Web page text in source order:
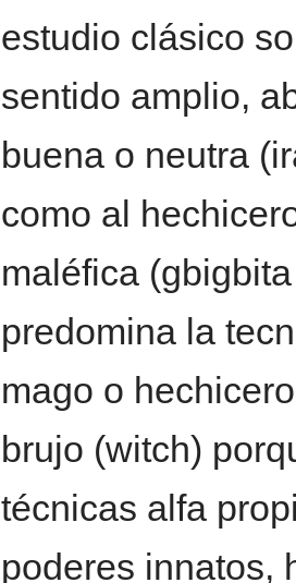
estudio clásico
sentido amplio,
buena o neutra
como al
maléfica
predomina la
mago o
brujo (witch)
técnicas alfa
poderes innatos,